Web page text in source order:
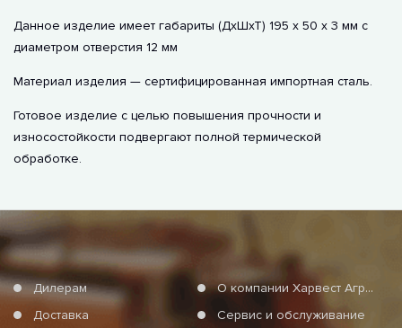
Данное изделие имеет габариты (ДхШхТ) 195 х 50 х 3 мм с
диаметром отверстия 12 мм
Материал изделия — сертифицированная импортная сталь.
Готовое изделие с целью повышения прочности и
износостойкости подвергают полной термической
обработке.
Дилерам
О компании Харвест Агро Груп
Доставка
Сервис и обслуживание